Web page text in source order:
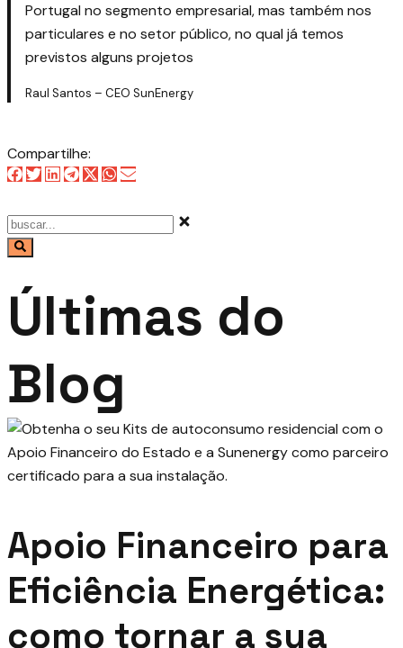
Portugal no segmento empresarial, mas também nos
particulares e no setor público, no qual já temos
previstos alguns projetos
Raul Santos – CEO SunEnergy
Compartilhe:
Últimas do
Blog
Apoio Financeiro para
Eficiência Energética:
como tornar a sua